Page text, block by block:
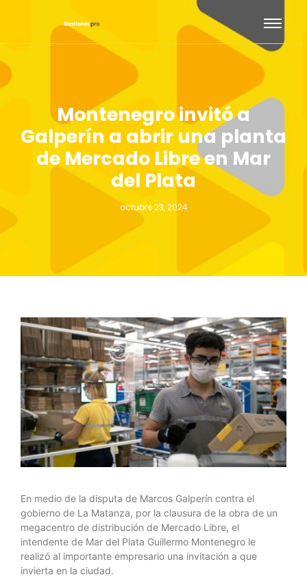
Montenegro invitó a
Galperín a abrir una planta
de Mercado Libre en Mar
del Plata
octubre 23, 2024
En medio de la disputa de Marcos Galperín contra el
gobierno de La Matanza, por la clausura de la obra de un
megacentro de distribución de Mercado Libre, el
intendente de Mar del Plata Guillermo Montenegro le
realizó al importante empresario una invitación a que
invierta en la ciudad.